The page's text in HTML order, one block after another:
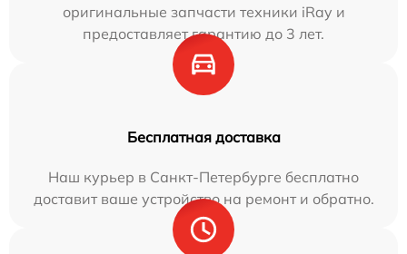
оригинальные запчасти техники iRay и
предоставляет гарантию до 3 лет.
Бесплатная доставка
Наш курьер в Санкт-Петербурге бесплатно
доставит ваше устройство на ремонт и обратно.